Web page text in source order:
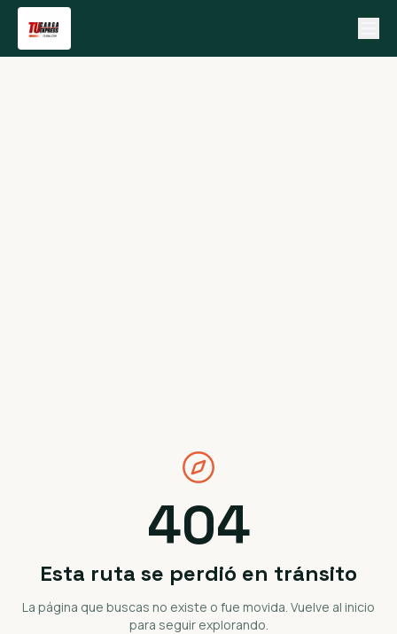
404
Esta ruta se perdió en tránsito
La página que buscas no existe o fue movida. Vuelve al inicio
para seguir explorando.